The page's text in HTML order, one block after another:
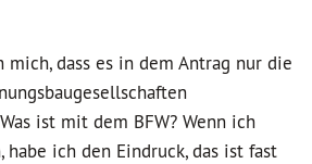
mich, dass es in dem Antrag nur die
ist mit dem BFW? Wenn ich
ich den Eindruck, das ist fast